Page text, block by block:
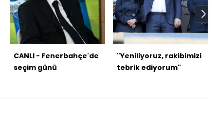
CANLI - Fenerbahçe'de
seçim günü
"Yeniliyoruz, rakibimizi
tebrik ediyorum"